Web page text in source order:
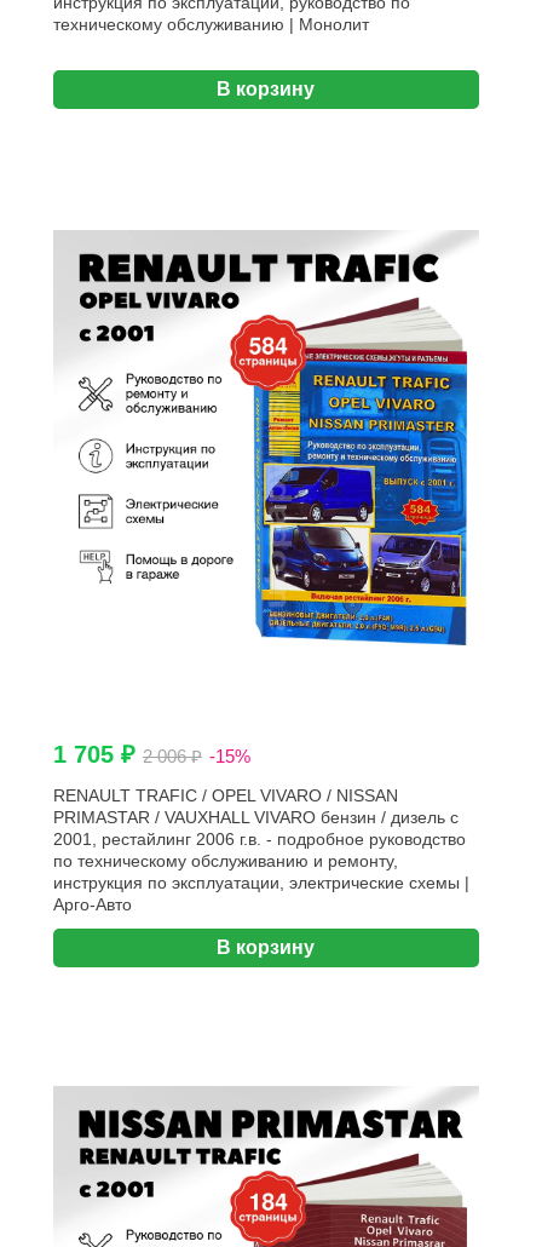
техническому обслуживанию | Монолит
В корзину
1 705 ₽ 2 006 ₽ -15%
RENAULT TRAFIC / OPEL VIVARO / NISSAN
PRIMASTAR / VAUXHALL VIVARO бензин / дизель с
2001, рестайлинг 2006 г.в. - подробное руководство
по техническому обслуживанию и ремонту,
инструкция по эксплуатации, электрические схемы |
Арго-Авто
В корзину